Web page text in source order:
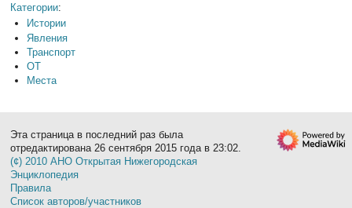
Категории:
Истории
Явления
Транспорт
ОТ
Места
Эта страница в последний раз была
отредактирована 26 сентября 2015 года в 23:02.
(¢) 2010 АНО Открытая Нижегородская
Энциклопедия
Правила
Список авторов/участников